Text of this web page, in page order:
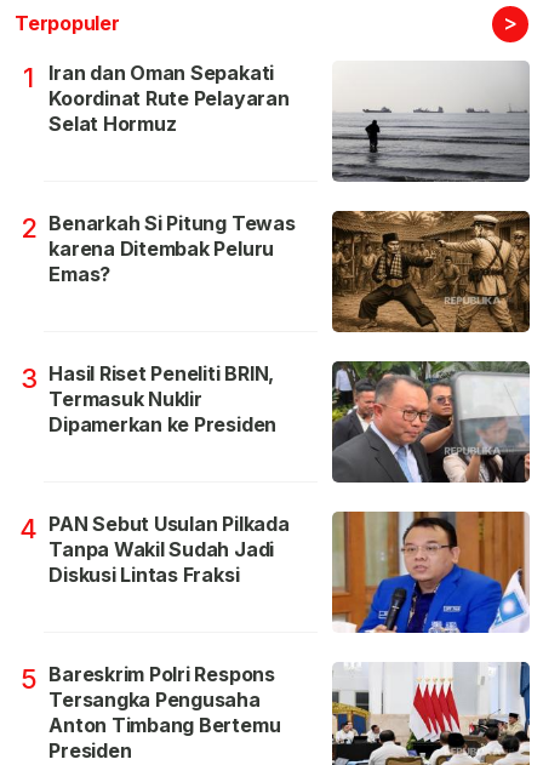
Terpopuler >
1
Iran dan Oman Sepakati
Koordinat Rute Pelayaran
Selat Hormuz
2 Benarkah Si Pitung Tewas
karena Ditembak Peluru
Emas?
3 Hasil Riset Peneliti BRIN,
Termasuk Nuklir
Dipamerkan ke Presiden
4 PAN Sebut Usulan Pilkada
Tanpa Wakil Sudah Jadi
Diskusi Lintas Fraksi
5 Bareskrim Polri Respons
Tersangka Pengusaha
Anton Timbang Bertemu
Presiden